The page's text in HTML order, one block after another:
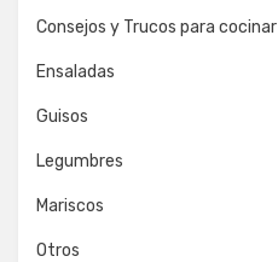
Consejos y Trucos para cocinar
Ensaladas
Guisos
Legumbres
Mariscos
Otros